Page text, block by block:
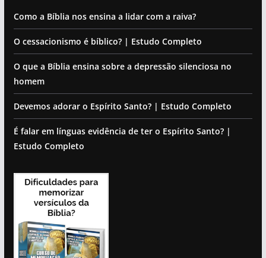
Como a Bíblia nos ensina a lidar com a raiva?
O cessacionismo é bíblico? | Estudo Completo
O que a Bíblia ensina sobre a depressão silenciosa no
homem
Devemos adorar o Espírito Santo? | Estudo Completo
É falar em línguas evidência de ter o Espírito Santo? |
Estudo Completo